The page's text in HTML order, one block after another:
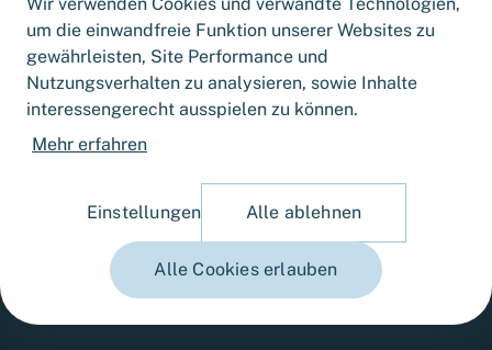
Sitemap
Cookie-Einstellungen
© 2025 Fortlane Partners GmbH
um die einwandfreie Funktion unserer Websites zu
gewährleisten, Site Performance und
Nutzungsverhalten zu analysieren, sowie Inhalte
interessengerecht ausspielen zu können.
Mehr erfahren
Einstellungen Alle ablehnen
Alle Cookies erlauben